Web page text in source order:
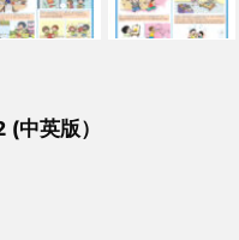
中英版）